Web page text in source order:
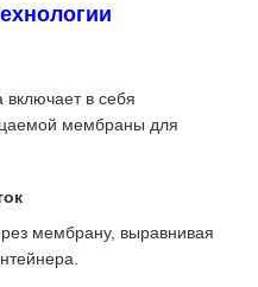
в себя
мембраны для
мембрану, выравнивая